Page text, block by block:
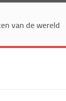
van de wereld